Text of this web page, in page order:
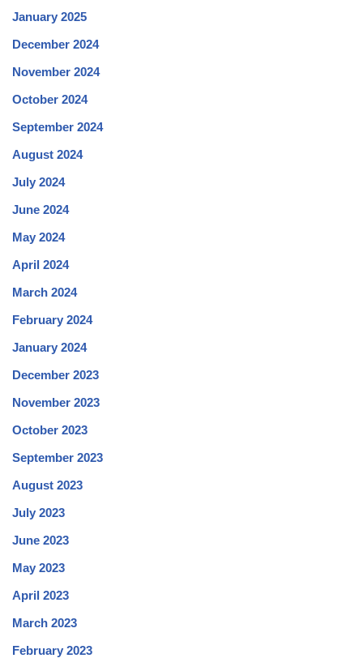
January 2025
December 2024
November 2024
October 2024
September 2024
August 2024
July 2024
June 2024
May 2024
April 2024
March 2024
February 2024
January 2024
December 2023
November 2023
October 2023
September 2023
August 2023
July 2023
June 2023
May 2023
April 2023
March 2023
February 2023